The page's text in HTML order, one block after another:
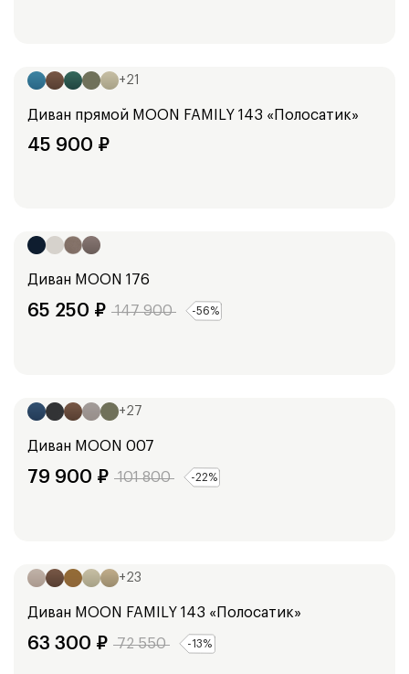
+21
Диван прямой MOON FAMILY 143 «Полосатик»
45 900 ₽
Диван MOON 176
65 250 ₽ 147 900 -56%
+27
Диван MOON 007
79 900 ₽ 101 800 -22%
+23
Диван MOON FAMILY 143 «Полосатик»
63 300 ₽ 72 550 -13%